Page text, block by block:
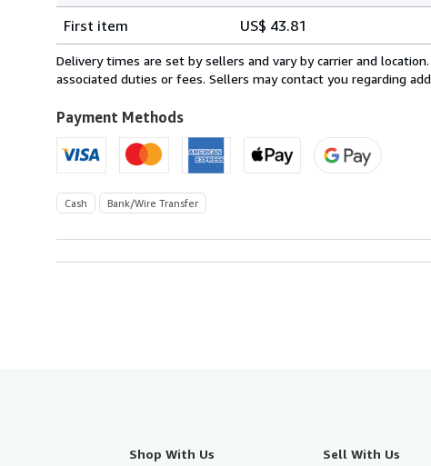
rates
from
Spain
U.S.A.
First item
US$ 43.81
Delivery times are set by sellers and vary by carrier and
associated duties or fees. Sellers may contact you regarding
Payment Methods
Cash Bank/Wire Transfer
Shop With Us Sell With Us